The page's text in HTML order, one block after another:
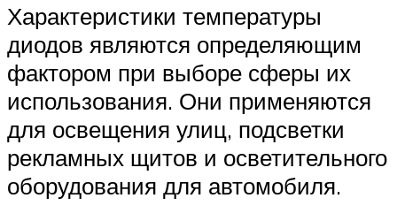
Характеристики температуры
диодов являются определяющим
фактором при выборе сферы их
использования. Они применяются
для освещения улиц, подсветки
рекламных щитов и осветительного
оборудования для автомобиля.